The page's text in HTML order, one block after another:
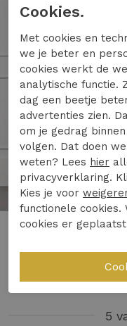
/2
Studio Anneloes
5
Cookies.
Met cookies en
we je beter en
cookies werkt de
analytische functie.
dag een beetje
advertenties zien.
om je gedrag
volgen. Dat doen
weten? Lees hier
privacyverklaring.
Kies je voor
functionele
cookies er